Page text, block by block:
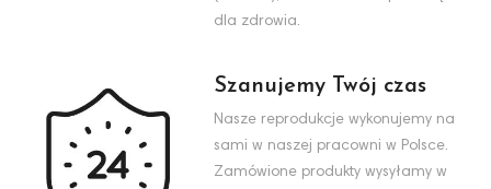
dla zdrowia.
Szanujemy Twój czas
Nasze reprodukcje wykonujemy na
sami w naszej pracowni w Polsce.
Zamówione produkty wysyłamy w